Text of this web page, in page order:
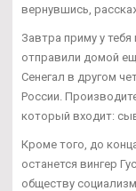
вернувшись,
Завтра приму у
отправили домой
Сенегал в другом
России.
который входит:
Кроме того, до
останется вингер
обществу